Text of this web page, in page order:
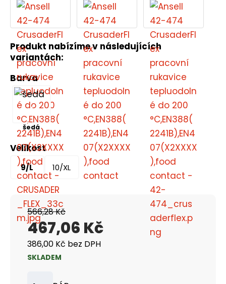
Produkt nabízíme v následujících
variantách:
Barva
šedá
Velikost
9/L 10/XL
566,28 Kč
467,06 Kč
386,00 Kč bez DPH
SKLADEM